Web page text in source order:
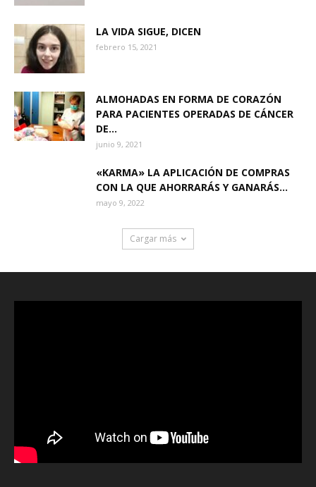
LA VIDA SIGUE, DICEN
febrero 15, 2021
ALMOHADAS EN FORMA DE CORAZÓN
PARA PACIENTES OPERADAS DE CÁNCER
DE...
junio 9, 2021
«KARMA» LA APLICACIÓN DE COMPRAS
CON LA QUE AHORRARÁS Y GANARÁS...
mayo 9, 2022
Cargar más